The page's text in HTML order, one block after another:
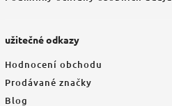
užitečné odkazy
Hodnocení obchodu
Prodávané značky
Blog